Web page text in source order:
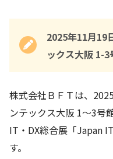
2025年11月19
ックス大阪 1-3
株式会社ＢＦＴは、
ンテックス大阪 1～3号
IT・DX総合展「Japan
す。